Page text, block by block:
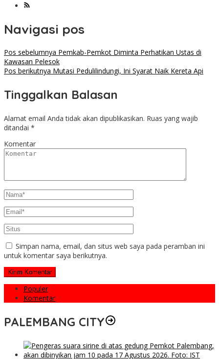
Navigasi pos
Pos sebelumnya Pemkab-Pemkot Diminta Perhatikan Ustas di
Kawasan Pelesok
Pos berikutnya Mutasi Pedulilindungi, Ini Syarat Naik Kereta Api
Tinggalkan Balasan
Alamat email Anda tidak akan dipublikasikan. Ruas yang wajib
ditandai *
Komentar
Simpan nama, email, dan situs web saya pada peramban ini
untuk komentar saya berikutnya.
Populer
Komentar
PALEMBANG CITY